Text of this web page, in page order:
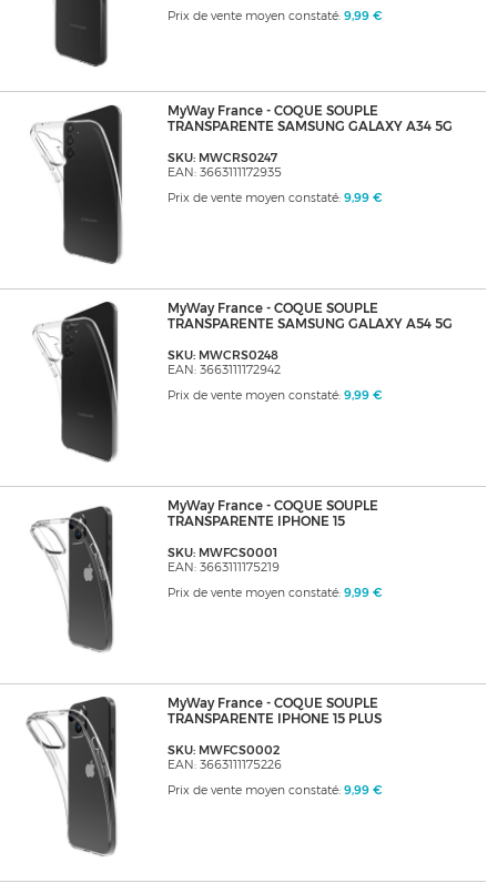
Prix de vente moyen constaté: 9,99 €
MyWay France - COQUE SOUPLE
TRANSPARENTE SAMSUNG GALAXY A34 5G
SKU: MWCRS0247
EAN: 3663111172935
Prix de vente moyen constaté: 9,99 €
MyWay France - COQUE SOUPLE
TRANSPARENTE SAMSUNG GALAXY A54 5G
SKU: MWCRS0248
EAN: 3663111172942
Prix de vente moyen constaté: 9,99 €
MyWay France - COQUE SOUPLE
TRANSPARENTE IPHONE 15
SKU: MWFCS0001
EAN: 3663111175219
Prix de vente moyen constaté: 9,99 €
MyWay France - COQUE SOUPLE
TRANSPARENTE IPHONE 15 PLUS
SKU: MWFCS0002
EAN: 3663111175226
Prix de vente moyen constaté: 9,99 €